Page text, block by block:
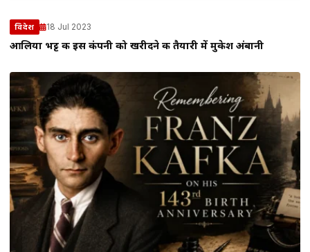
विदेश 18 Jul 2023
आलिया भट्ट की इस कंपनी को खरीदने की तैयारी में मुकेश अंबानी